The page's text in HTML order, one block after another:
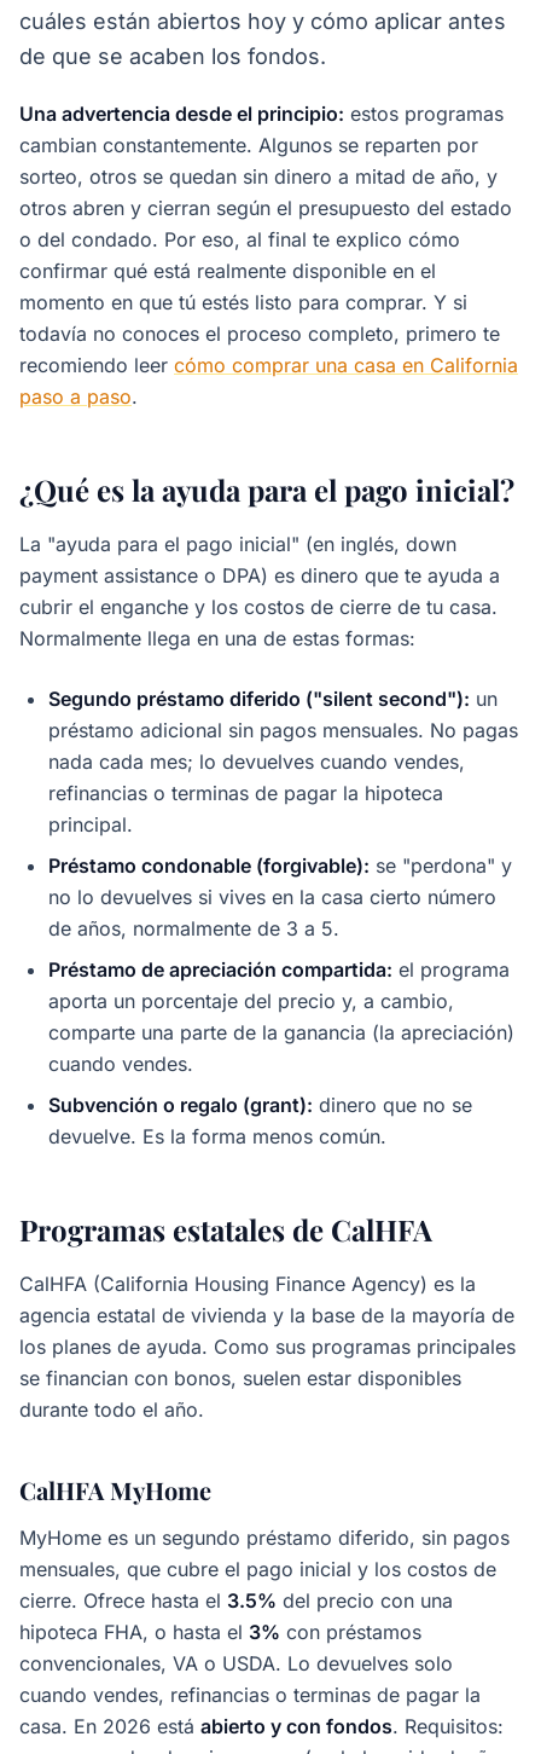
cuáles están abiertos hoy y cómo aplicar antes
de que se acaben los fondos.
Una advertencia desde el principio: estos programas
cambian constantemente. Algunos se reparten por
sorteo, otros se quedan sin dinero a mitad de año, y
otros abren y cierran según el presupuesto del estado
o del condado. Por eso, al final te explico cómo
confirmar qué está realmente disponible en el
momento en que tú estés listo para comprar. Y si
todavía no conoces el proceso completo, primero te
recomiendo leer cómo comprar una casa en California
paso a paso.
¿Qué es la ayuda para el pago inicial?
La "ayuda para el pago inicial" (en inglés, down
payment assistance o DPA) es dinero que te ayuda a
cubrir el enganche y los costos de cierre de tu casa.
Normalmente llega en una de estas formas:
Segundo préstamo diferido ("silent second"): un
préstamo adicional sin pagos mensuales. No pagas
nada cada mes; lo devuelves cuando vendes,
refinancias o terminas de pagar la hipoteca
principal.
Préstamo condonable (forgivable): se "perdona" y
no lo devuelves si vives en la casa cierto número
de años, normalmente de 3 a 5.
Préstamo de apreciación compartida: el programa
aporta un porcentaje del precio y, a cambio,
comparte una parte de la ganancia (la apreciación)
cuando vendes.
Subvención o regalo (grant): dinero que no se
devuelve. Es la forma menos común.
Programas estatales de CalHFA
CalHFA (California Housing Finance Agency) es la
agencia estatal de vivienda y la base de la mayoría de
los planes de ayuda. Como sus programas principales
se financian con bonos, suelen estar disponibles
durante todo el año.
CalHFA MyHome
MyHome es un segundo préstamo diferido, sin pagos
mensuales, que cubre el pago inicial y los costos de
cierre. Ofrece hasta el 3.5% del precio con una
hipoteca FHA, o hasta el 3% con préstamos
convencionales, VA o USDA. Lo devuelves solo
cuando vendes, refinancias o terminas de pagar la
casa. En 2026 está abierto y con fondos. Requisitos: